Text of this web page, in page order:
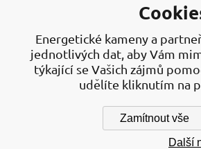
prospívá kostem, napomáhá
posiluje imunitní systém a
pomáhá ukotvovat lidi, kteří
Lze položit i na mapu, aby tak vyléčil
můžete ho držet nad postiženou
lze se rovně vykoupat v
vložený pod polštář' přívěsek
Energetické kameny a
jednotlivých dat, aby Vám
týkající se Vašich zájmů
udělíte kliknutím na
Zamítnout vše
Další